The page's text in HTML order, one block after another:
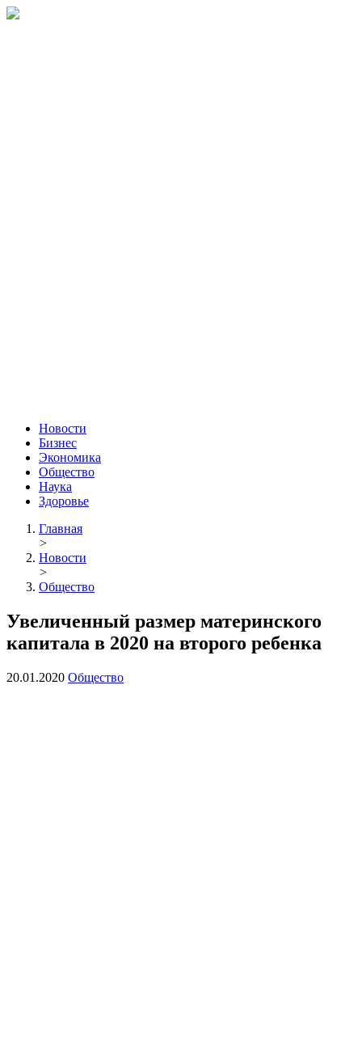
Новости
Бизнес
Экономика
Общество
Наука
Здоровье
Главная
>
Новости
>
Общество
Увеличенный размер материнского
капитала в 2020 на второго ребенка
20.01.2020 Общество